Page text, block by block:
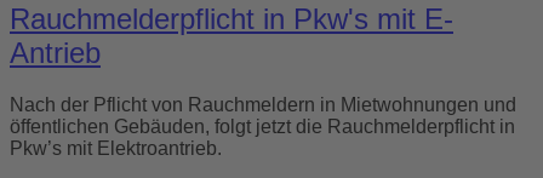
Rauchmelderpflicht in Pkw's mit E-
Antrieb
Nach der Pflicht von Rauchmeldern in Mietwohnungen und
öffentlichen Gebäuden, folgt jetzt die Rauchmelderpflicht in
Pkw’s mit Elektroantrieb.